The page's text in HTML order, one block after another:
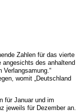
Zahlen für das vierte
angesichts des anhaltend
womit „Deutschland
für Januar und im
jeweils für Dezember an.